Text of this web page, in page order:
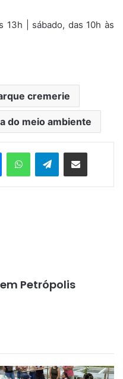
13h | sábado, das 10h às
cremerie
do meio ambiente
Telegram
Petrópolis